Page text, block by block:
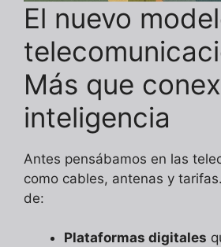
El nuevo
Más que
inteligencia
Antes pensábamos en las
como cables, antenas y
de:
Plataformas digitales